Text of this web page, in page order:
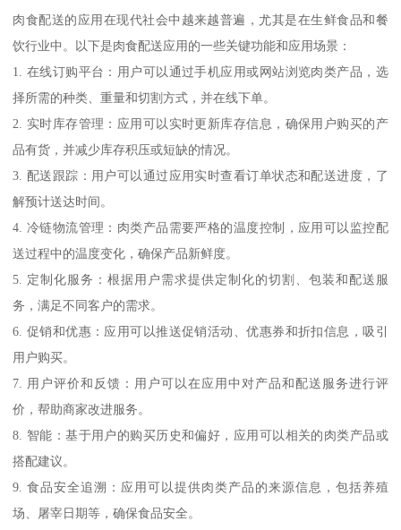
肉食配送的应用在现代社会中越来越普遍，尤其是在生鲜食品和餐
饮行业中。以下是肉食配送应用的一些关键功能和应用场景：
1. 在线订购平台：用户可以通过手机应用或网站浏览肉类产品，选
择所需的种类、重量和切割方式，并在线下单。
2. 实时库存管理：应用可以实时更新库存信息，确保用户购买的产
品有货，并减少库存积压或短缺的情况。
3. 配送跟踪：用户可以通过应用实时查看订单状态和配送进度，了
解预计送达时间。
4. 冷链物流管理：肉类产品需要严格的温度控制，应用可以监控配
送过程中的温度变化，确保产品新鲜度。
5. 定制化服务：根据用户需求提供定制化的切割、包装和配送服
务，满足不同客户的需求。
6. 促销和优惠：应用可以推送促销活动、优惠券和折扣信息，吸引
用户购买。
7. 用户评价和反馈：用户可以在应用中对产品和配送服务进行评
价，帮助商家改进服务。
8. 智能：基于用户的购买历史和偏好，应用可以相关的肉类产品或
搭配建议。
9. 食品安全追溯：应用可以提供肉类产品的来源信息，包括养殖
场、屠宰日期等，确保食品安全。